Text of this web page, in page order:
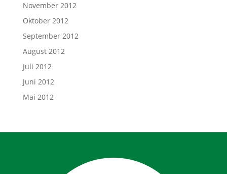
November 2012
Oktober 2012
September 2012
August 2012
Juli 2012
Juni 2012
Mai 2012